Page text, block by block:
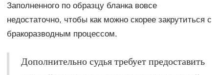
Заполненного по образцу бланка вовсе
недостаточно, чтобы как можно скорее закрутиться с
бракоразводным процессом.
Дополнительно судья требует предоставить